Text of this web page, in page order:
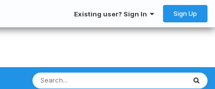
Existing user? Sign In Sign Up